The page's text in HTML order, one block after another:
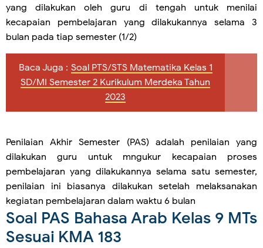
yang dilakukan oleh guru di tengah untuk menilai
kecapaian pembelajaran yang dilakukannya selama 3
bulan pada tiap semester (1/2)
Baca Juga : Soal PTS/STS Matematika Kelas 1
SD/MI Semester 2 Kurikulum Merdeka Tahun
2023
Penilaian Akhir Semester (PAS) adalah penilaian yang
dilakukan guru untuk mngukur kecapaian proses
pembelajaran yang dilakukannya selama satu semester,
penilaian ini biasanya dilakukan setelah melaksanakan
kegiatan pembelajaran dalam waktu 6 bulan
Soal PAS Bahasa Arab Kelas 9 MTs
Sesuai KMA 183